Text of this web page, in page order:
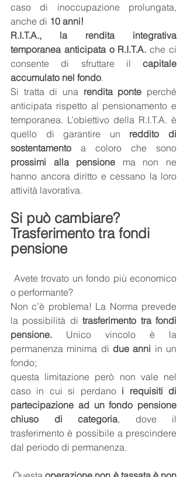
caso di inoccupazione prolungata,
anche di 10 anni!
R.I.T.A., la rendita integrativa
temporanea anticipata o R.I.T.A. che ci
consente di sfruttare il capitale
accumulato nel fondo.
Si tratta di una rendita ponte perché
anticipata rispetto al pensionamento e
temporanea. L’obiettivo della R.I.T.A. è
quello di garantire un reddito di
sostentamento
prossimi alla pensione ma non ne
hanno ancora diritto e cessano la loro
attività lavorativa.
Si può cambiare?
Trasferimento tra fondi
pensione
o performante?
Non c’è problema! La Norma prevede
la possibilità di trasferimento tra fondi
pensione. Unico vincolo è la
permanenza minima di due anni in un
fondo;
questa limitazione però non vale nel
caso in cui si perdano i requisiti di
partecipazione ad un fondo pensione
chiuso di categoria, dove il
trasferimento è possibile a prescindere
dal periodo di permanenza.